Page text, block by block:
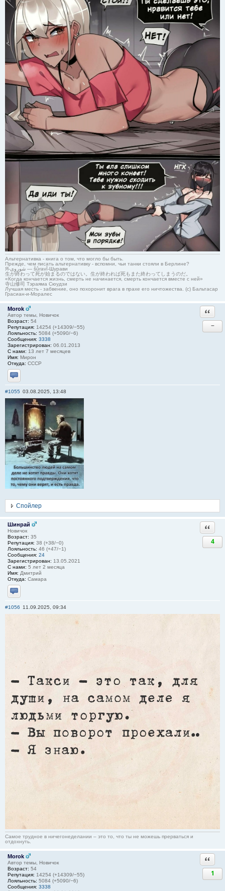
Альтернативка - книга о том, что могло бы быть.
Прежде, чем писать альтернативку - вспомни, чьи танки стояли в Берлине?
Я-شوروی — šûravî-Шурави
生が終わって死が始まるのではない。生が終われば死もまた終わってしまうのだ。
«Когда кончается жизнь, смерть не начинается, смерть кончается вместе с ней»
寺山修司 Тэраяма Сюудзи
Лучшая месть - забвение, оно похоронит врага в прахе его ничтожества. (с) Бальтасар
Грасиан-и-Моралес
Morok
Автор темы, Новичок
Возраст: 54
Репутация: 14254 (+14309/−55)
Лояльность: 5084 (+5090/−6)
Сообщения: 3338
Зарегистрирован: 06.01.2013
С нами: 13 лет 7 месяцев
Имя: Мирон
Откуда: СССР
Отправить личное сообщение
−
#1055 03.08.2025, 13:48
Спойлер
Шинрай
Новичок
Возраст: 35
Репутация: 38 (+38/−0)
Лояльность: 46 (+47/−1)
Сообщения: 24
Зарегистрирован: 13.05.2021
С нами: 5 лет 2 месяца
Имя: Дмитрий
Откуда: Самара
Отправить личное сообщение
4
#1056 11.09.2025, 09:34
Самое трудное в ничегонеделании – это то, что ты не можешь прерваться и
отдохнуть.
Morok
Автор темы, Новичок
Возраст: 54
Репутация: 14254 (+14309/−55)
Лояльность: 5084 (+5090/−6)
Сообщения: 3338
1